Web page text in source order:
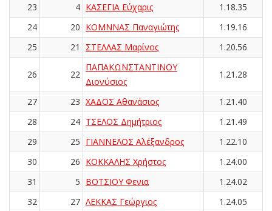
23
4 ΚΑΣΕΓΙΑ Εύχαρις
1.18.35
24
20 ΚΟΜΝΝΑΣ Παναγιώτης
1.19.16
25
21 ΣΤΕΛΛΑΣ Μαρίνος 1.20.56
26 22
ΠΑΠΑΚΩΝΣΤΑΝΤΙΝΟΥ
Διονύσιος
1.21.28
27 23 ΧΑΔΟΣ Αθανάσιος
1.21.40
28
24 ΤΣΕΛΟΣ Δημήτριος
1.21.49
29
25 ΓΙΑΝΝΕΛΟΣ Αλέξανδρος
1.22.10
30
26 ΚΟΚΚΑΛΗΣ Χρήστος
1.24.00
31
5 ΒΟΤΣΙΟΥ Φενια
1.24.02
32
27 ΛΕΚΚΑΣ Γεώργιος
1.24.05